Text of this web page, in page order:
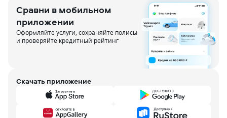
Сравни в мобильном
приложении
Оформляйте услуги, сохраняйте полисы
и проверяйте кредитный рейтинг
Скачать приложение